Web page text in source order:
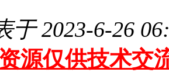
于 2023-6-26
源仅供技术交